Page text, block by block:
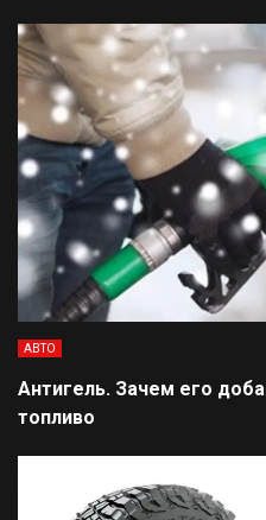
АВТО
Антигель. Зачем его
топливо